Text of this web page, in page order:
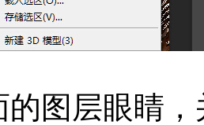
的图层眼睛